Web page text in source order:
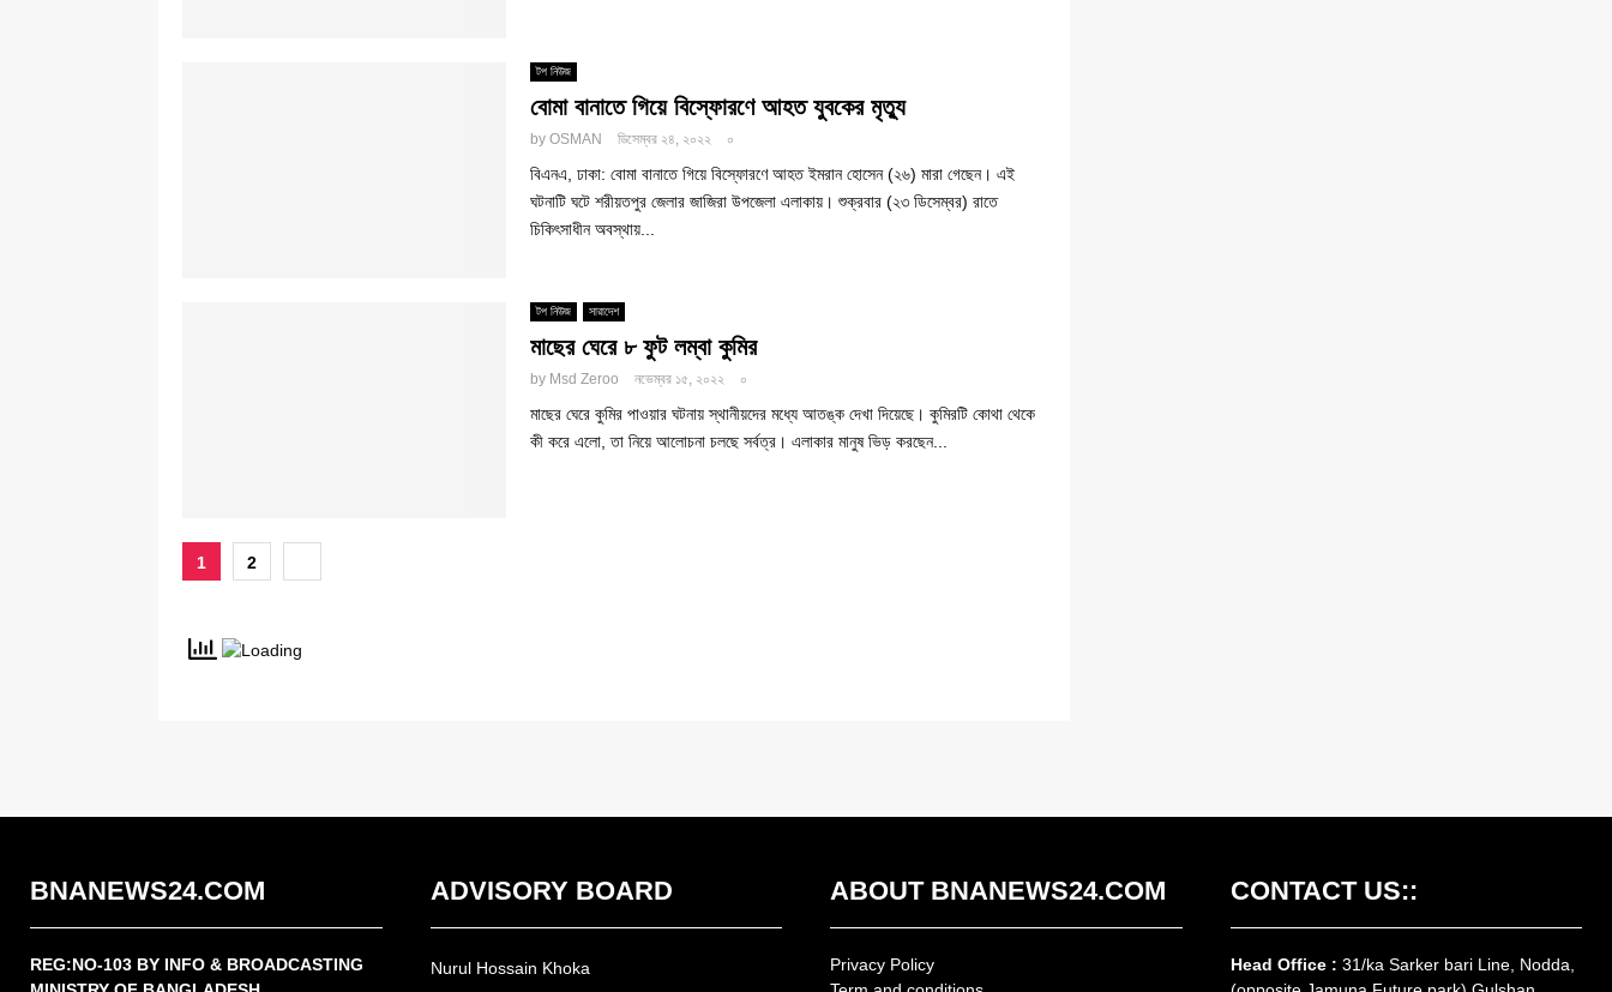
টপ নিউজ
বোমা বানাতে গিয়ে বিস্ফোরণে আহত যুবকের মৃত্যু
by OSMAN ডিসেম্বর ২৪, ২০২২ ০
বিএনএ, ঢাকা: বোমা বানাতে গিয়ে বিস্ফোরণে আহত ইমরান হোসেন (২৬) মারা গেছেন। এই
ঘটনাটি ঘটে শরীয়তপুর জেলার জাজিরা উপজেলা এলাকায়। শুক্রবার (২৩ ডিসেম্বর) রাতে
চিকিৎসাধীন অবস্থায়...
টপ নিউজ সারাদেশ
মাছের ঘেরে ৮ ফুট লম্বা কুমির
by Msd Zeroo নভেম্বর ১৫, ২০২২ ০
মাছের ঘেরে কুমির পাওয়ার ঘটনায় স্থানীয়দের মধ্যে আতঙ্ক দেখা দিয়েছে। কুমিরটি কোথা থেকে
কী করে এলো, তা নিয়ে আলোচনা চলছে সর্বত্র। এলাকার মানুষ ভিড় করছেন...
Posts
1 2
BNANEWS24.COM
REG:NO-103 BY INFO & BROADCASTING
ADVISORY BOARD
Nurul Hossain Khoka
ABOUT BNANEWS24.COM
Privacy Policy
CONTACT US::
Head Office : 31/ka Sarker bari Line, Nodda,